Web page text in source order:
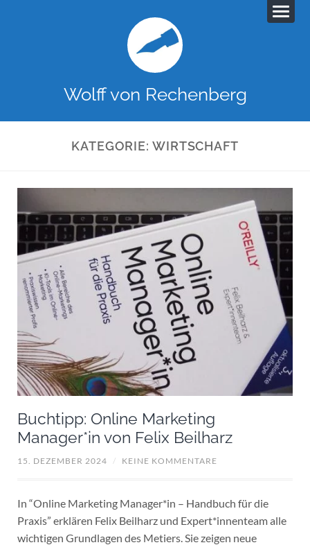
Wolff von Rechenberg
KATEGORIE: WIRTSCHAFT
Buchtipp: Online Marketing
Manager*in von Felix Beilharz
15. DEZEMBER 2024 / KEINE KOMMENTARE
In “Online Marketing Manager*in – Handbuch für die
Praxis” erklären Felix Beilharz und Expert*innenteam alle
wichtigen Grundlagen des Metiers. Sie zeigen neue